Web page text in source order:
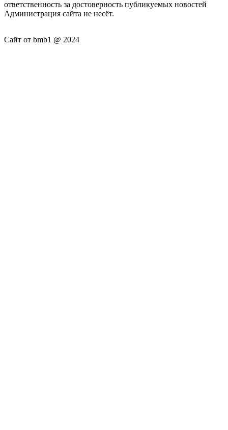
ответственность за достоверность публикуемых новостей
Администрация сайта не несёт.
Сайт от bmb1 @ 2024